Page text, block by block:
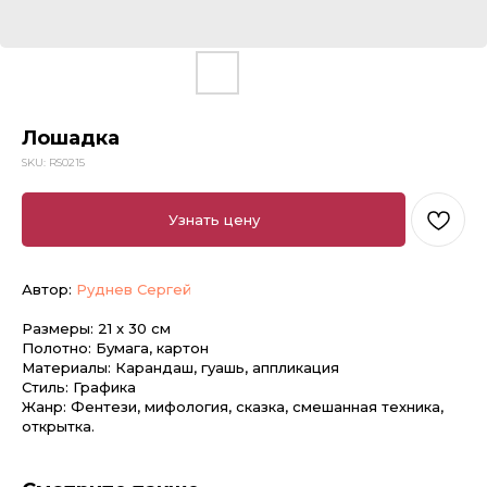
Лошадка
SKU: RS0215
Узнать цену
Автор: Руднев Сергей
Размеры: 21 x 30 см
Полотно: Бумага, картон
Материалы: Карандаш, гуашь, аппликация
Стиль: Графика
Жанр: Фентези, мифология, сказка, смешанная техника,
открытка.